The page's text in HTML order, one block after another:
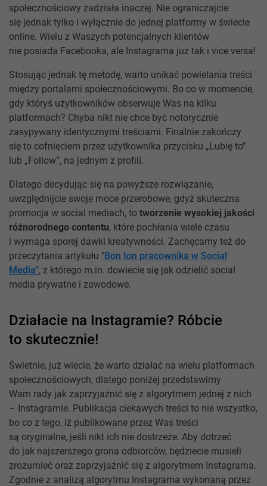
społecznościowy zadziała inaczej. Nie ograniczajcie
się jednak tylko i wyłącznie do jednej platformy w świecie
online. Wielu z Waszych potencjalnych klientów
nie posiada Facebooka, ale Instagrama już tak i vice versa!
Stosując jednak tę metodę, warto unikać powielania treści
między portalami społecznościowymi. Bo co w momencie,
gdy któryś użytkowników obserwuje Was na kilku
platformach? Chyba nikt nie chce być notorycznie
zasypywany identycznymi treściami. Finalnie zakończy
się to cofnięciem przez użytkownika przycisku „Lubię to”
lub „Follow”, na jednym z profili.
Dlatego decydując się na powyższe rozwiązanie,
uwzględnijcie swoje moce przerobowe, gdyż skuteczna
promocja w social mediach, to tworzenie wysokiej jakości
różnorodnego contentu, które pochłania wiele czasu
i wymaga sporej dawki kreatywności. Zachęcamy też do
przeczytania artykułu "Bon ton pracownika w Social
Media", z którego m.in. dowiecie się jak odzielić social
media prywatne i zawodowe.
Działacie na Instagramie? Róbcie
to skutecznie!
Świetnie, już wiecie, że warto działać na wielu platformach
społecznościowych, dlatego poniżej przedstawimy
Wam rady jak zaprzyjaźnić się z algorytmem jednej z nich
– Instagramie. Publikacja ciekawych treści to nie wszystko,
bo co z tego, iż publikowane przez Was treści
są oryginalne, jeśli nikt ich nie dostrzeże. Aby dotrzeć
do jak najszerszego grona odbiorców, będziecie musieli
zrozumieć oraz zaprzyjaźnić się z algorytmem Instagrama.
Zgodnie z analizą algorytmu Instagrama wykonaną przez